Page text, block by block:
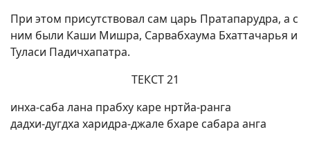
При этом присутствовал сам царь Пратапарудра, а с
ним были Каши Мишра, Сарвабхаума Бхаттачарья и
Туласи Падичхапатра.
ТЕКСТ 21
инха-саба лана прабху каре нртйа-ранга
дадхи-дугдха харидра-джале бхаре сабара анга